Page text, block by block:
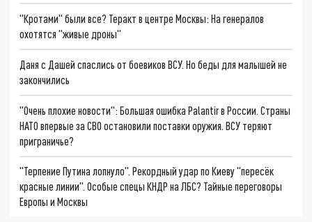
"Кротами" были все? Теракт в центре Москвы: На генералов
охотятся "живые дроны"
Даня с Дашей спаслись от боевиков ВСУ. Но беды для малышей не
закончились
"Очень плохие новости": Большая ошибка Palantir в России. Страны
НАТО впервые за СВО остановили поставки оружия. ВСУ теряют
приграничье?
"Терпение Путина лопнуло". Рекордный удар по Киеву "пересёк
красные линии". Особые спецы КНДР на ЛБС? Тайные переговоры
Европы и Москвы